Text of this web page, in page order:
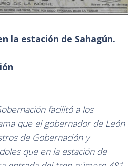
la estación de Sahagún.
facilitó a los
que el gobernador de León
de Gobernación y
que en la estación de